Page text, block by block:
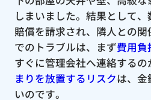
しまいました。結果として
賠償を請求され、隣人との
でのトラブルは、まず費用負
すぐに管理会社へ連絡するの
まりを放置するリスクは、金
いのです。